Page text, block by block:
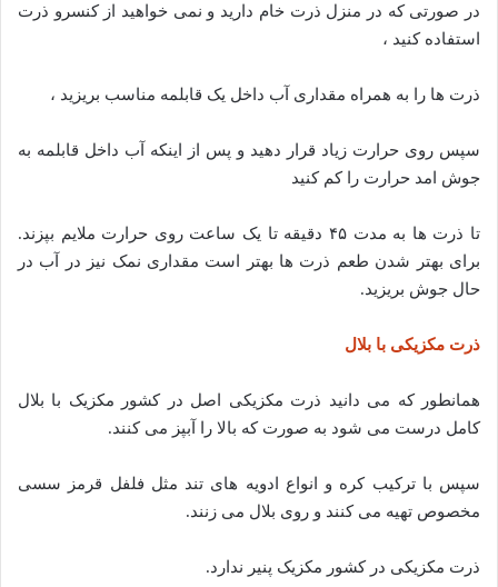
در صورتی که در منزل ذرت خام دارید و نمی خواهید از کنسرو ذرت
استفاده کنید ،
ذرت ها را به همراه مقداری آب داخل یک قابلمه مناسب بریزید ،
سپس روی حرارت زیاد قرار دهید و پس از اینکه آب داخل قابلمه به
جوش امد حرارت را کم کنید
تا ذرت ها به مدت ۴۵ دقیقه تا یک ساعت روی حرارت ملایم بپزند.
برای بهتر شدن طعم ذرت ها بهتر است مقداری نمک نیز در آب در
حال جوش بریزید.
ذرت مکزیکی با بلال
همانطور که می دانید ذرت مکزیکی اصل در کشور مکزیک با بلال
کامل درست می شود به صورت که بالا را آبپز می کنند.
سپس با ترکیب کره و انواع ادویه های تند مثل فلفل قرمز سسی
مخصوص تهیه می کنند و روی بلال می زنند.
ذرت مکزیکی در کشور مکزیک پنیر ندارد.